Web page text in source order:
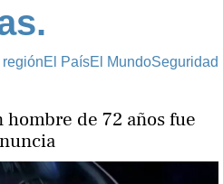
regiónEl PaísEl MundoSeguridad
de 72 años fue